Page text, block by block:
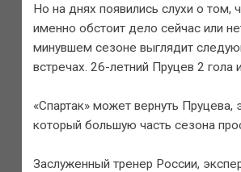
Но на днях появились слухи о том,
именно обстоит дело сейчас или
минувшем сезоне выглядит
встречах. 26-летний Пруцев 2 гола
«Спартак» может вернуть
который большую часть сезона
Заслуженный тренер России,